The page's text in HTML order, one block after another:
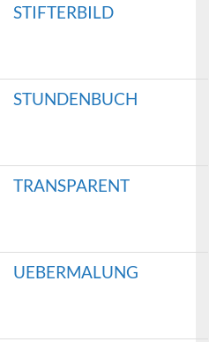
STIFTERBILD
STUNDENBUCH
TRANSPARENT
UEBERMALUNG